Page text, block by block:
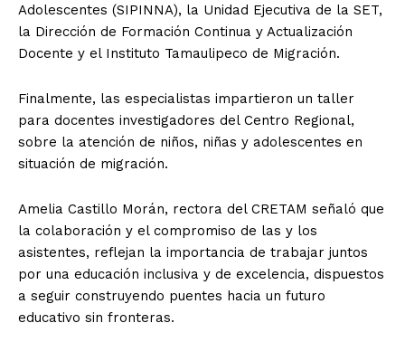
Adolescentes (SIPINNA), la Unidad Ejecutiva de la SET,
la Dirección de Formación Continua y Actualización
Docente y el Instituto Tamaulipeco de Migración.
Finalmente, las especialistas impartieron un taller
para docentes investigadores del Centro Regional,
sobre la atención de niños, niñas y adolescentes en
situación de migración.
Amelia Castillo Morán, rectora del CRETAM señaló que
la colaboración y el compromiso de las y los
asistentes, reflejan la importancia de trabajar juntos
por una educación inclusiva y de excelencia, dispuestos
a seguir construyendo puentes hacia un futuro
educativo sin fronteras.